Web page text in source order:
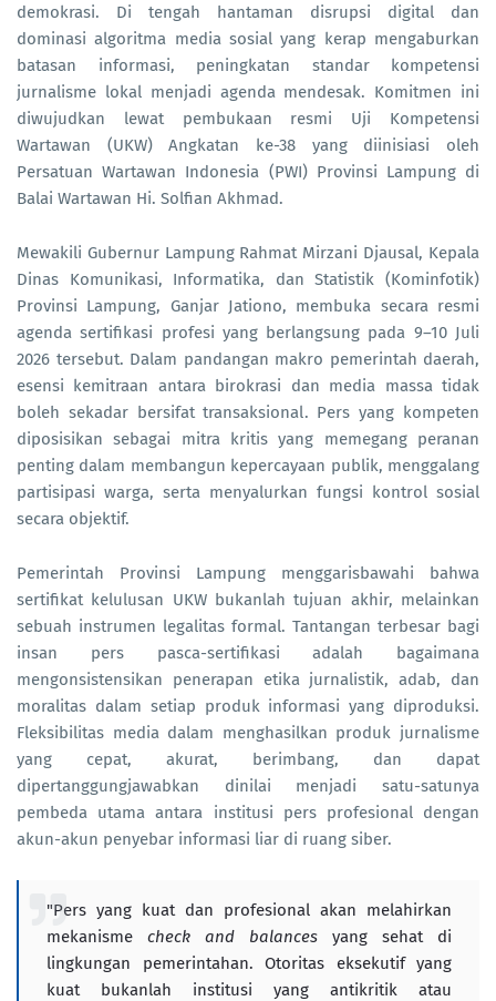
demokrasi. Di tengah hantaman disrupsi digital dan
dominasi algoritma media sosial yang kerap mengaburkan
batasan informasi, peningkatan standar kompetensi
jurnalisme lokal menjadi agenda mendesak. Komitmen ini
diwujudkan lewat pembukaan resmi Uji Kompetensi
Wartawan (UKW) Angkatan ke-38 yang diinisiasi oleh
Persatuan Wartawan Indonesia (PWI) Provinsi Lampung di
Balai Wartawan Hi. Solfian Akhmad.
Mewakili Gubernur Lampung Rahmat Mirzani Djausal, Kepala
Dinas Komunikasi, Informatika, dan Statistik (Kominfotik)
Provinsi Lampung, Ganjar Jationo, membuka secara resmi
agenda sertifikasi profesi yang berlangsung pada 9–10 Juli
2026 tersebut. Dalam pandangan makro pemerintah daerah,
esensi kemitraan antara birokrasi dan media massa tidak
boleh sekadar bersifat transaksional. Pers yang kompeten
diposisikan sebagai mitra kritis yang memegang peranan
penting dalam membangun kepercayaan publik, menggalang
partisipasi warga, serta menyalurkan fungsi kontrol sosial
secara objektif.
Pemerintah Provinsi Lampung menggarisbawahi bahwa
sertifikat kelulusan UKW bukanlah tujuan akhir, melainkan
sebuah instrumen legalitas formal. Tantangan terbesar bagi
insan pers pasca-sertifikasi adalah bagaimana
mengonsistensikan penerapan etika jurnalistik, adab, dan
moralitas dalam setiap produk informasi yang diproduksi.
Fleksibilitas media dalam menghasilkan produk jurnalisme
yang cepat, akurat, berimbang, dan dapat
dipertanggungjawabkan dinilai menjadi satu-satunya
pembeda utama antara institusi pers profesional dengan
akun-akun penyebar informasi liar di ruang siber.
"Pers yang kuat dan profesional akan melahirkan
mekanisme check and balances yang sehat di
lingkungan pemerintahan. Otoritas eksekutif yang
kuat bukanlah institusi yang antikritik atau